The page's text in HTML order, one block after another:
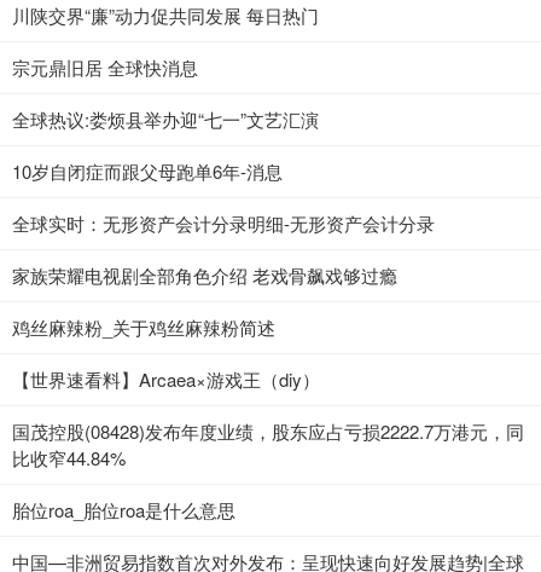
川陕交界“廉”动力促共同发展 每日热门
宗元鼎旧居 全球快消息
全球热议:娄烦县举办迎“七一”文艺汇演
10岁自闭症而跟父母跑单6年-消息
全球实时：无形资产会计分录明细-无形资产会计分录
家族荣耀电视剧全部角色介绍 老戏骨飙戏够过瘾
鸡丝麻辣粉_关于鸡丝麻辣粉简述
【世界速看料】Arcaea×游戏王（diy）
国茂控股(08428)发布年度业绩，股东应占亏损2222.7万港元，同
比收窄44.84%
胎位roa_胎位roa是什么意思
中国—非洲贸易指数首次对外发布：呈现快速向好发展趋势|全球